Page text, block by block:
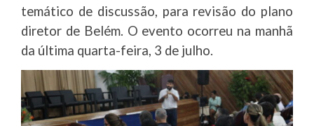
temático de discussão, para revisão do plano
diretor de Belém. O evento ocorreu na manhã
da última quarta-feira, 3 de julho.